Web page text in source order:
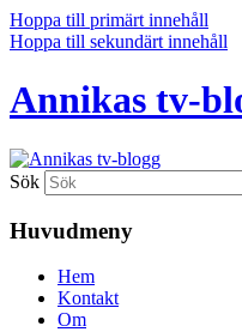
Hoppa till primärt innehåll
Hoppa till sekundärt innehåll
Annikas tv-
Sök
Huvudmeny
Hem
Kontakt
Om